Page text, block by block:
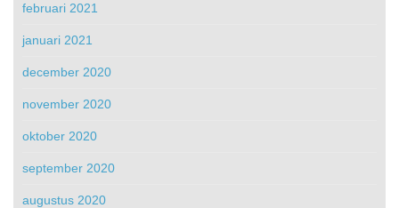
februari 2021
januari 2021
december 2020
november 2020
oktober 2020
september 2020
augustus 2020